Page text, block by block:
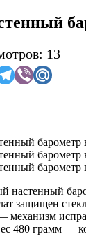
13
настенный
защищен
480 грамм —